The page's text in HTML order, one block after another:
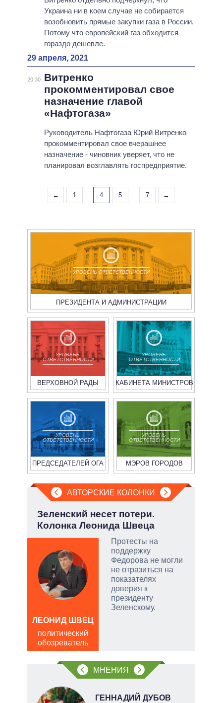
Украина ни в коем случае не собирается
возобновить прямые закупки газа в России.
Потому что европейский газ обходится
гораздо дешевле.
29 апреля, 2021
20:30
Витренко
прокомментировал свое
назначение главой
«Нафтогаза»
Руководитель Нафтогаза Юрий Витренко
прокомментировал свое вчерашнее
назначение - чиновник уверяет, что не
планировал возглавлять госпредприятие.
← 1 ... 4 5 ... 7 →
УРОВЕНЬ ОТВЕТСТВЕННОСТИ
ПРЕЗИДЕНТА И АДМИНИСТРАЦИИ
УРОВЕНЬ
ОТВЕТСТВЕННОСТИ
ВЕРХОВНОЙ РАДЫ
УРОВЕНЬ
ОТВЕТСТВЕННОСТИ
КАБИНЕТА МИНИСТРОВ
УРОВЕНЬ
ОТВЕТСТВЕННОСТИ
ПРЕДСЕДАТЕЛЕЙ ОГА
УРОВЕНЬ
ОТВЕТСТВЕННОСТИ
МЭРОВ ГОРОДОВ
АВТОРСКИЕ КОЛОНКИ
Зеленский несет потери.
Колонка Леонида Швеца
Протесты на
поддержку
Федорова не могли
не отразиться на
показателях
доверия к
президенту
Зеленскому.
ЛЕОНИД ШВЕЦ
политический
обозреватель
МНЕНИЯ
ГЕННАДИЙ ДУБОВ